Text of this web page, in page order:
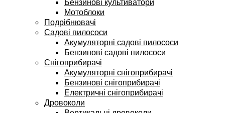
Бензинові культиватори
Мотоблоки
Подрібнювачі
Садові пилососи
Акумуляторні садові пилососи
Бензинові садові пилососи
Снігоприбирачі
Акумуляторні снігоприбирачі
Бензинові снігоприбирачі
Електричні снігоприбирачі
Дровоколи